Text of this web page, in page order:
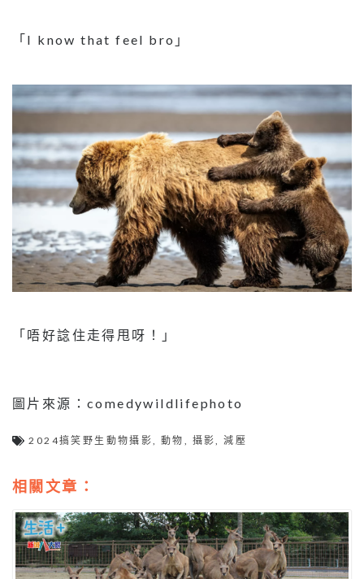
「I know that feel bro」
「唔好諗住走得甩呀！」
圖片來源：comedywildlifephoto
2024搞笑野生動物攝影 ,動物 攝影 ,減壓
相關文章：